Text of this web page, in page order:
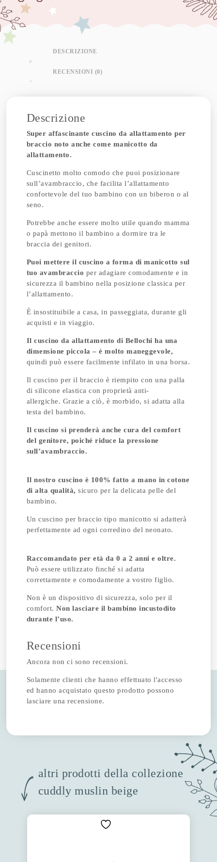
DESCRIZIONE
RECENSIONI (0)
Descrizione
Super affascinante cuscino da allattamento per
braccio noto anche come manicotto da
allattamento.
Cuscinetto molto comodo che puoi posizionare
sull’avambraccio, che facilita l’allattamento
confortevole del tuo bambino con un biberon o al
seno.
Potrebbe anche essere molto utile quando mamma
o papà mettono il bambino a dormire tra le
braccia dei genitori.
Puoi mettere il cuscino a forma di manicotto sul
tuo avambraccio per adagiare comodamente e in
sicurezza il bambino nella posizione classica per
l’allattamento.
È insostituibile a casa, in passeggiata, durante gli
acquisti e in viaggio.
Il cuscino da allattamento di Bellochi ha una
dimensione piccola – è molto maneggevole,
quindi può essere facilmente infilato in una borsa.
Il cuscino per il braccio è riempito con una palla
di silicone elastica con proprietà anti-
allergiche. Grazie a ciò, è morbido, si adatta alla
testa del bambino.
Il cuscino si prenderà anche cura del comfort
del genitore, poiché riduce la pressione
sull’avambraccio.
Il nostro cuscino è 100% fatto a mano in cotone
di alta qualità,sicuro per la delicata pelle del
bambino.
Un cuscino per braccio tipo manicotto si adatterà
perfettamente ad ogni corredino del neonato.
Raccomandato per età da 0 a 2 anni e oltre.
Può essere utilizzato finché si adatta
correttamente e comodamente a vostro figlio.
Non è un dispositivo di sicurezza, solo per il
comfort.Non lasciare il bambino incustodito
durante l’uso.
Recensioni
Ancora non ci sono recensioni.
Solamente clienti che hanno effettuato l'accesso
ed hanno acquistato questo prodotto possono
lasciare una recensione.
altri prodotti della collezione
cuddly muslin beige